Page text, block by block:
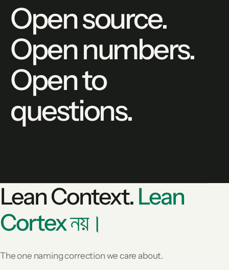
Open source.
Open numbers.
Open to
questions.
Lean Context. Lean
Cortex নয়।
The one naming correction we care about.